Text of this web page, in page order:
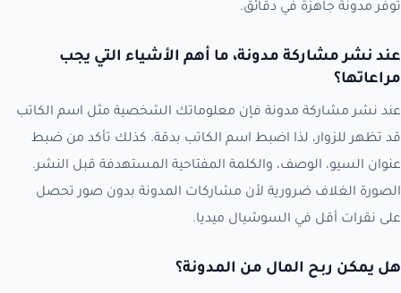
توفر مدونة جاهزة في دقائق.
عند نشر مشاركة مدونة، ما أهم الأشياء التي يجب
مراعاتها؟
عند نشر مشاركة مدونة فإن معلوماتك الشخصية مثل اسم الكاتب
قد تظهر للزوار، لذا اضبط اسم الكاتب بدقة. كذلك تأكد من ضبط
عنوان السيو، الوصف، والكلمة المفتاحية المستهدفة قبل النشر.
الصورة الغلاف ضرورية لأن مشاركات المدونة بدون صور تحصل
على نقرات أقل في السوشيال ميديا.
هل يمكن ربح المال من المدونة؟